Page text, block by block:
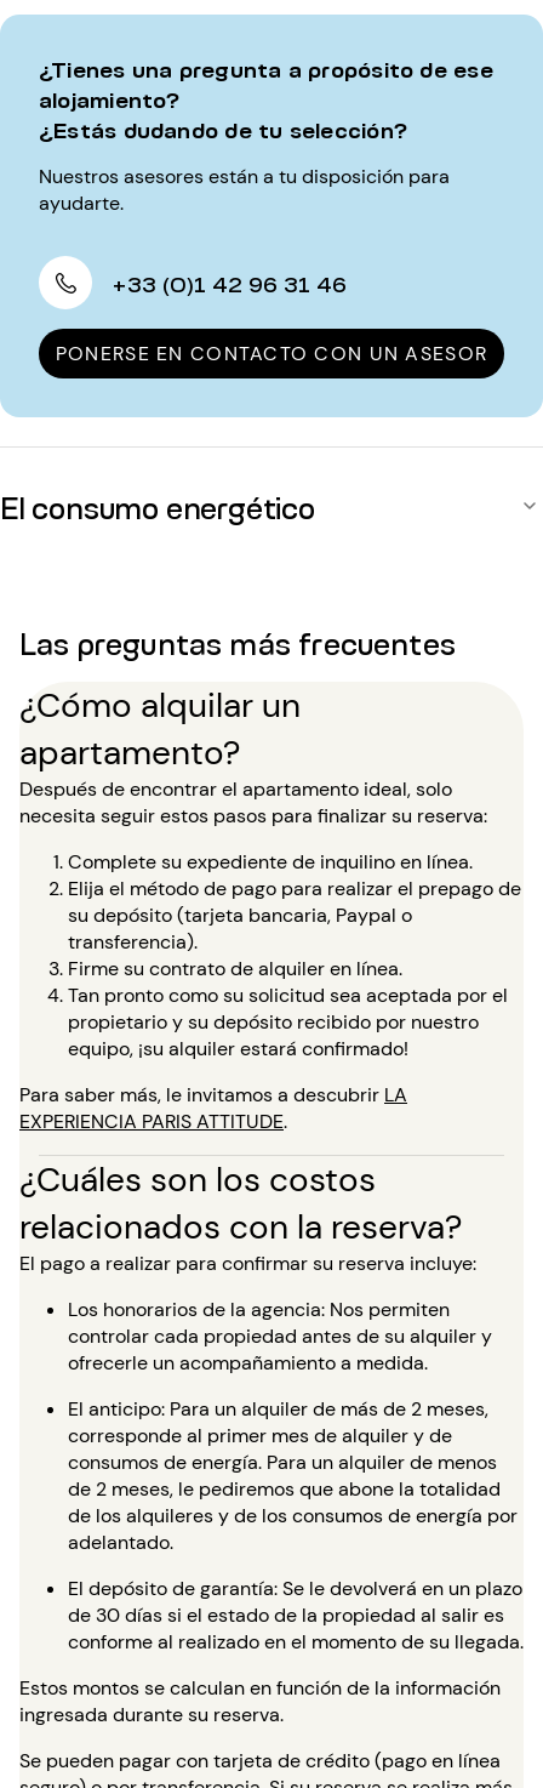
¿Tienes una pregunta a propósito de ese
alojamiento?
¿Estás dudando de tu selección?
Nuestros asesores están a tu disposición para
ayudarte.
+33 (0)1 42 96 31 46
PONERSE EN CONTACTO CON UN ASESOR
El consumo energético
Las preguntas más frecuentes
¿Cómo alquilar un
apartamento?
Después de encontrar el apartamento ideal, solo
necesita seguir estos pasos para finalizar su reserva:
Complete su expediente de inquilino en línea.
Elija el método de pago para realizar el prepago de
su depósito (tarjeta bancaria, Paypal o
transferencia).
Firme su contrato de alquiler en línea.
Tan pronto como su solicitud sea aceptada por el
propietario y su depósito recibido por nuestro
equipo, ¡su alquiler estará confirmado!
Para saber más, le invitamos a descubrir LA
EXPERIENCIA PARIS ATTITUDE.
¿Cuáles son los costos
relacionados con la reserva?
El pago a realizar para confirmar su reserva incluye:
Los honorarios de la agencia: Nos permiten
controlar cada propiedad antes de su alquiler y
ofrecerle un acompañamiento a medida.
El anticipo: Para un alquiler de más de 2 meses,
corresponde al primer mes de alquiler y de
consumos de energía. Para un alquiler de menos
de 2 meses, le pediremos que abone la totalidad
de los alquileres y de los consumos de energía por
adelantado.
El depósito de garantía: Se le devolverá en un plazo
de 30 días si el estado de la propiedad al salir es
conforme al realizado en el momento de su llegada.
Estos montos se calculan en función de la información
ingresada durante su reserva.
Se pueden pagar con tarjeta de crédito (pago en línea